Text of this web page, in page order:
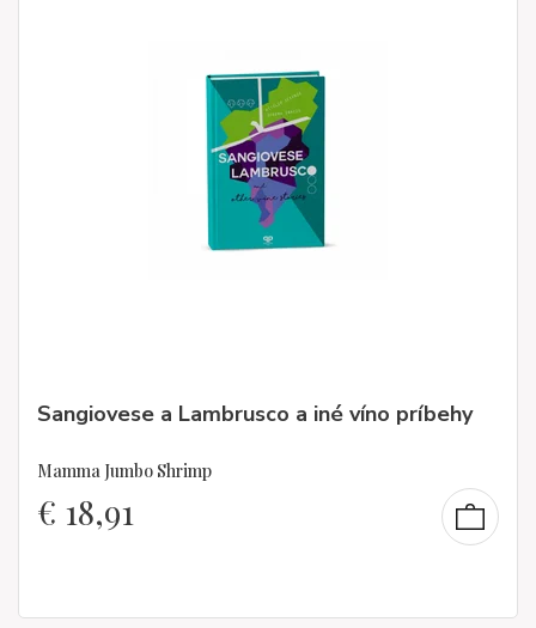
Sangiovese a Lambrusco a iné víno príbehy
Mamma Jumbo Shrimp
€ 18,91